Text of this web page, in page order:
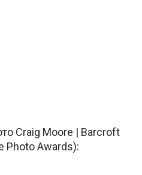
Craig Moore | Barcroft
Photo Awards):